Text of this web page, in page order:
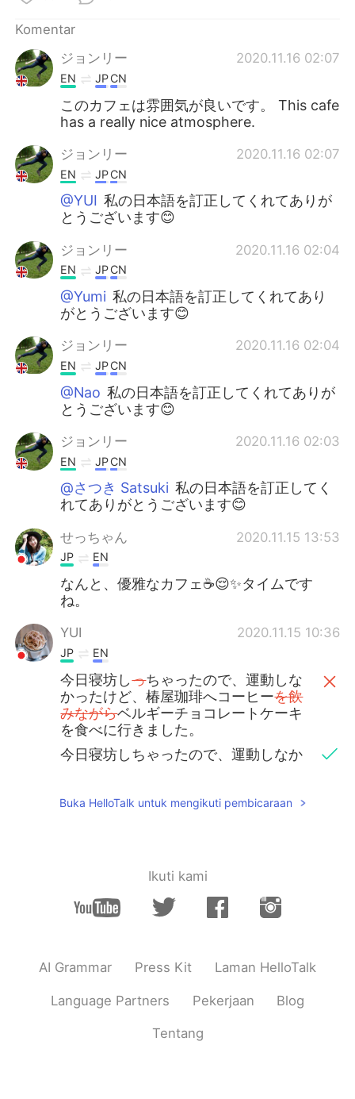
Komentar
ジョンリー
2020.11.16 02:07
EN JPCN
このカフェは雰囲気が良いです。 This cafe
has a really nice atmosphere.
ジョンリー 2020.11.16 02:07
EN JPCN
@YUI 私の日本語を訂正してくれてありが
とうございます😊
ジョンリー 2020.11.16 02:04
EN JPCN
@Yumi 私の日本語を訂正してくれてあり
がとうございます😊
ジョンリー 2020.11.16 02:04
EN JPCN
@Nao 私の日本語を訂正してくれてありが
とうございます😊
ジョンリー 2020.11.16 02:03
EN JPCN
@さつき Satsuki 私の日本語を訂正してく
れてありがとうございます😊
せっちゃん 2020.11.15 13:53
JP EN
なんと、優雅なカフェ☕️😌✨タイムです
ね。
YUI 2020.11.15 10:36
JP EN
今日寝坊しっちゃったので、運動しな
かったけど、椿屋珈琲へコーヒーを飲
みながらベルギーチョコレートケーキ
を食べに行きました。
今日寝坊しちゃったので、運動しなか
ました。
マスべアを買いました。
なので、今夜のデザートにオリジ
ナル・グレーズドとキャラメルクリス
クリスピー・クリーム・ドーナツを使
無料でした😊
を使ったので、オリジナル・グレ
Buka HelloTalk untuk mengikuti pembicaraan
Ikuti kami
AI Grammar Press Kit Laman HelloTalk
Language Partners Pekerjaan Blog
Tentang